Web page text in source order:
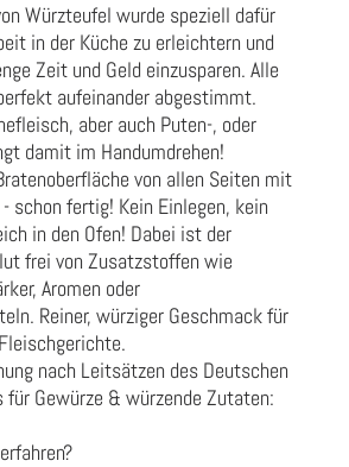
Würzteufel wurde speziell dafür
in der Küche zu erleichtern und
Zeit und Geld einzusparen. Alle
aufeinander abgestimmt.
aber auch Puten-, oder
damit im Handumdrehen!
von allen Seiten mit
schon fertig! Kein Einlegen, kein
in den Ofen! Dabei ist der
frei von Zusatzstoffen wie
Aromen oder
Reiner, würziger Geschmack für
nach Leitsätzen des Deutschen
Gewürze & würzende Zutaten: